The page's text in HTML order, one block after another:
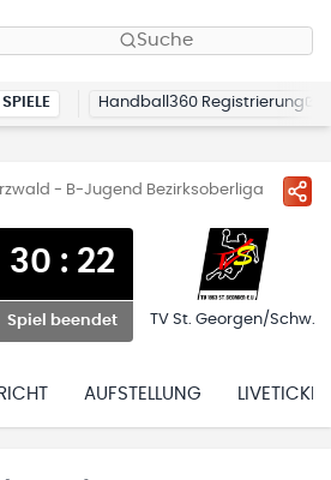
Suche
Handball360 Registrierung
- B-Jugend Bezirksoberliga
30 : 22
Spiel beendet TV St. Georgen/Schw.
AUFSTELLUNG LIVETICKER